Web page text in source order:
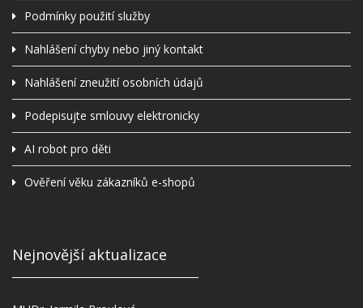
Podmínky použití služby
Nahlášení chyby nebo jiný kontakt
Nahlášení zneužití osobních údajů
Podepisujte smlouvy elektronicky
AI robot pro děti
Ověření věku zákazníků e-shopů
Nejnovější aktualizace